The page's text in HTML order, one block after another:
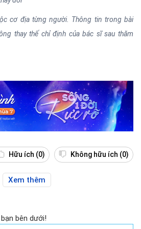
cơ địa từng người. Thông tin trong bài
thay thế chỉ định của bác sĩ sau thăm
Hữu ích (0) Không hữu ích (0)
Xem thêm
bên dưới!